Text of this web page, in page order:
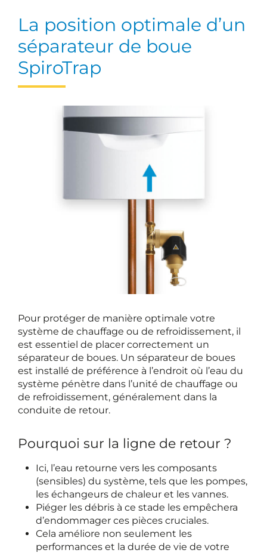
La position optimale d’un
séparateur de boue
SpiroTrap
Pour protéger de manière optimale votre
système de chauffage ou de refroidissement, il
est essentiel de placer correctement un
séparateur de boues. Un séparateur de boues
est installé de préférence à l’endroit où l’eau du
système pénètre dans l’unité de chauffage ou
de refroidissement, généralement dans la
conduite de retour.
Pourquoi sur la ligne de retour ?
Ici, l’eau retourne vers les composants
(sensibles) du système, tels que les pompes,
les échangeurs de chaleur et les vannes.
Piéger les débris à ce stade les empêchera
d’endommager ces pièces cruciales.
Cela améliore non seulement les
performances et la durée de vie de votre